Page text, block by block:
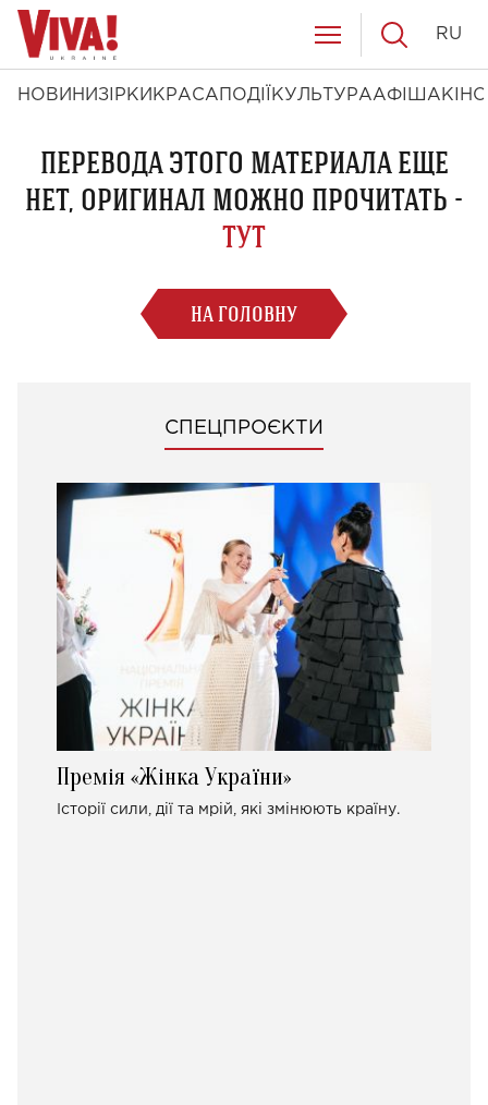
НОВИНИ ЗІРКИ КРАСА ПОДІЇ КУЛЬТУРААФІША КІНО
RU
ПЕРЕВОДА ЭТОГО МАТЕРИАЛА ЕЩЕ
НЕТ, ОРИГИНАЛ МОЖНО ПРОЧИТАТЬ -
ТУТ
НА ГОЛОВНУ
СПЕЦПРОЄКТИ
Премія «Жінка України»
Історії сили, дії та мрій, які змінюють країну.